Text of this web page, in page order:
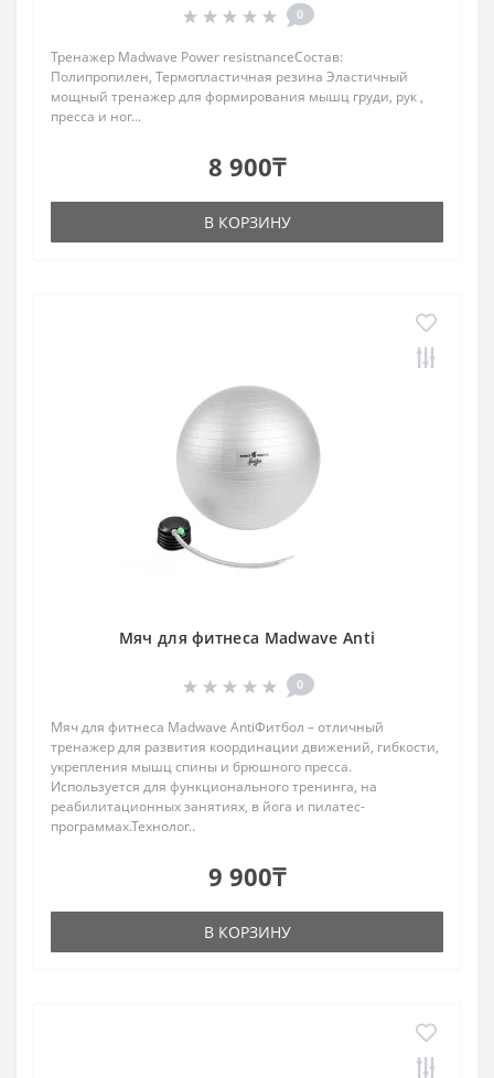
0
Тренажер Madwave Power resistnanceСостав:
Полипропилен, Термопластичная резина Эластичный
мощный тренажер для формирования мышц груди, рук ,
пресса и ног...
8 900₸
В КОРЗИНУ
Мяч для фитнеса Madwave Anti
0
Мяч для фитнеса Madwave AntiФитбол – отличный
тренажер для развития координации движений, гибкости,
укрепления мышц спины и брюшного пресса.
Используется для функционального тренинга, на
реабилитационных занятиях, в йога и пилатес-
программах.Технолог..
9 900₸
В КОРЗИНУ